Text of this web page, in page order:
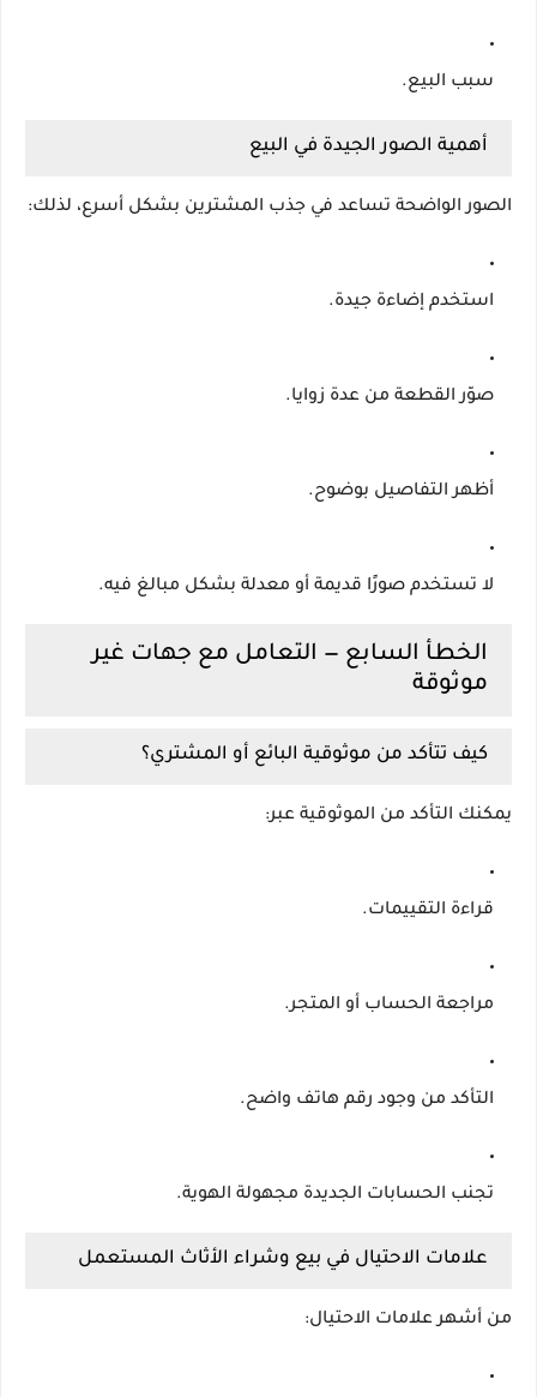
سبب البيع.
أهمية الصور الجيدة في البيع
الصور الواضحة تساعد في جذب المشترين بشكل أسرع، لذلك:
استخدم إضاءة جيدة.
صوّر القطعة من عدة زوايا.
أظهر التفاصيل بوضوح.
لا تستخدم صورًا قديمة أو معدلة بشكل مبالغ فيه.
الخطأ السابع — التعامل مع جهات غير
موثوقة
كيف تتأكد من موثوقية البائع أو المشتري؟
يمكنك التأكد من الموثوقية عبر:
قراءة التقييمات.
مراجعة الحساب أو المتجر.
التأكد من وجود رقم هاتف واضح.
تجنب الحسابات الجديدة مجهولة الهوية.
علامات الاحتيال في بيع وشراء الأثاث المستعمل
من أشهر علامات الاحتيال: